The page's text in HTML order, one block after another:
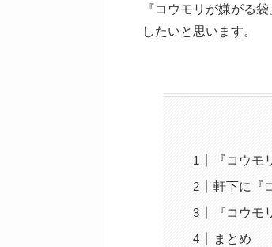
『コウモリが嫌がる
したいと思います。
『コウ
軒下に『
『コウモ
まとめ